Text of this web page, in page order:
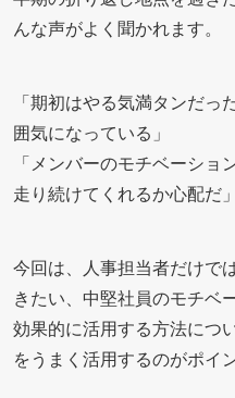
んな声がよく聞かれます。
「期初はやる気満タンだっ
囲気になっている」
「メンバーのモチベーショ
走り続けてくれるか心配だ」
今回は、人事担当者だけで
きたい、中堅社員のモチベ
効果的に活用する方法につ
をうまく活用するのがポイ